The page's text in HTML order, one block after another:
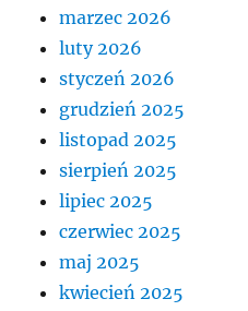
marzec 2026
luty 2026
styczeń 2026
grudzień 2025
listopad 2025
sierpień 2025
lipiec 2025
czerwiec 2025
maj 2025
kwiecień 2025